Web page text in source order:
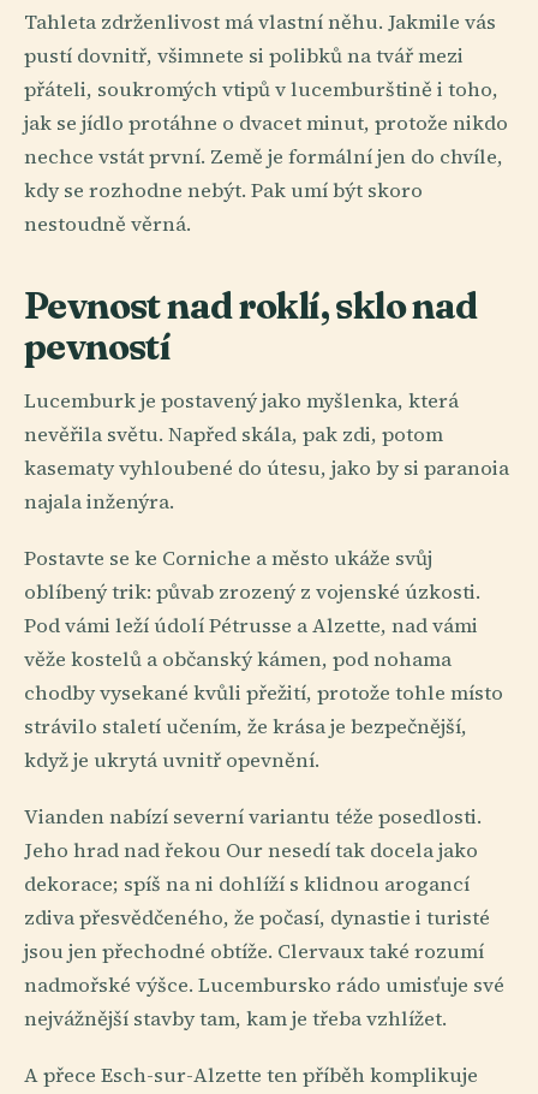
Tahleta zdrženlivost má vlastní něhu. Jakmile vás
pustí dovnitř, všimnete si polibků na tvář mezi
přáteli, soukromých vtipů v lucemburštině i toho,
jak se jídlo protáhne o dvacet minut, protože nikdo
nechce vstát první. Země je formální jen do chvíle,
kdy se rozhodne nebýt. Pak umí být skoro
nestoudně věrná.
Pevnost nad roklí, sklo nad
pevností
Lucemburk je postavený jako myšlenka, která
nevěřila světu. Napřed skála, pak zdi, potom
kasematy vyhloubené do útesu, jako by si paranoia
najala inženýra.
Postavte se ke Corniche a město ukáže svůj
oblíbený trik: půvab zrozený z vojenské úzkosti.
Pod vámi leží údolí Pétrusse a Alzette, nad vámi
věže kostelů a občanský kámen, pod nohama
chodby vysekané kvůli přežití, protože tohle místo
strávilo staletí učením, že krása je bezpečnější,
když je ukrytá uvnitř opevnění.
Vianden nabízí severní variantu téže posedlosti.
Jeho hrad nad řekou Our nesedí tak docela jako
dekorace; spíš na ni dohlíží s klidnou arogancí
zdiva přesvědčeného, že počasí, dynastie i turisté
jsou jen přechodné obtíže. Clervaux také rozumí
nadmořské výšce. Lucembursko rádo umisťuje své
nejvážnější stavby tam, kam je třeba vzhlížet.
A přece Esch-sur-Alzette ten příběh komplikuje